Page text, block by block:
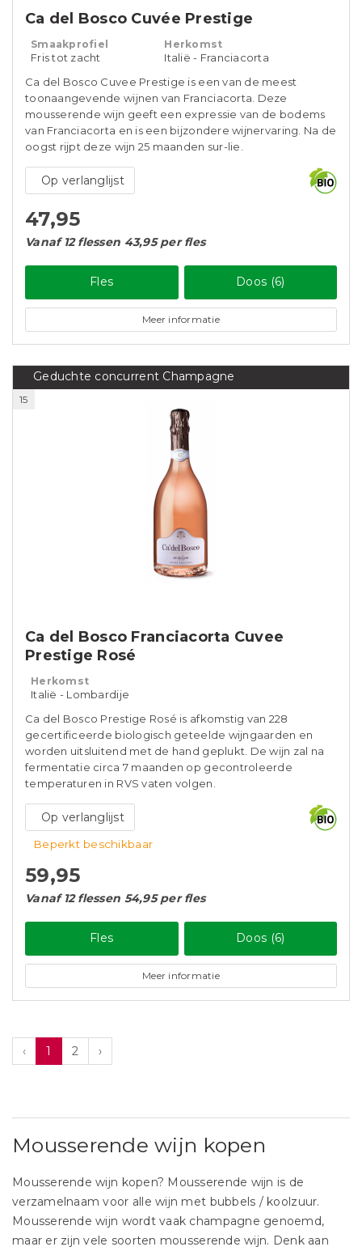
Ca del Bosco Cuvée Prestige
Smaakprofiel
Fris tot zacht
Herkomst
Italië - Franciacorta
Ca del Bosco Cuvee Prestige is een van de meest
toonaangevende wijnen van Franciacorta. Deze
mousserende wijn geeft een expressie van de bodems
van Franciacorta en is een bijzondere wijnervaring. Na de
oogst rijpt deze wijn 25 maanden sur-lie.
Op verlanglijst
47,95
Vanaf 12 flessen 43,95 per fles
Fles Doos (6)
Meer informatie
Geduchte concurrent Champagne
15
Ca del Bosco Franciacorta Cuvee
Prestige Rosé
Herkomst
Italië - Lombardije
Ca del Bosco Prestige Rosé is afkomstig van 228
gecertificeerde biologisch geteelde wijngaarden en
worden uitsluitend met de hand geplukt. De wijn zal na
fermentatie circa 7 maanden op gecontroleerde
temperaturen in RVS vaten volgen.
Op verlanglijst
Beperkt beschikbaar
59,95
Vanaf 12 flessen 54,95 per fles
Fles Doos (6)
Meer informatie
‹ 1 2 ›
Mousserende wijn kopen
Mousserende wijn kopen? Mousserende wijn is de
verzamelnaam voor alle wijn met bubbels / koolzuur.
Mousserende wijn wordt vaak champagne genoemd,
maar er zijn vele soorten mousserende wijn. Denk aan